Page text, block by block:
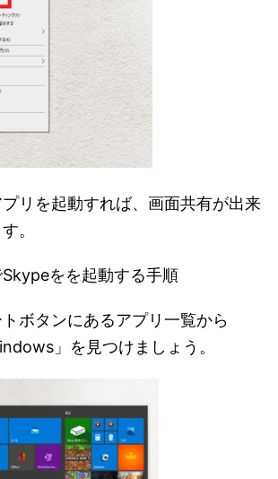
リを起動すれば、画面共有が出来
。
Skypeをを起動する手順
ボタンにあるアプリ一覧から
」を見つけましょう。